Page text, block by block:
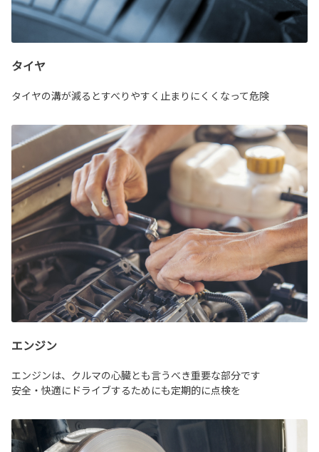
タイヤ
タイヤの溝が減るとすべりやすく止まりにくくなって危険
エンジン
エンジンは、クルマの心臓とも言うべき重要な部分です
安全・快適にドライブするためにも定期的に点検を